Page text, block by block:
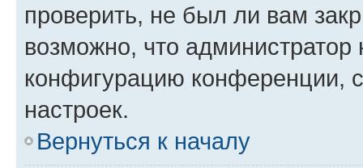
проверить, не был ли вам
возможно, что администратор
конфигурацию конференции,
настроек.
Вернуться к началу